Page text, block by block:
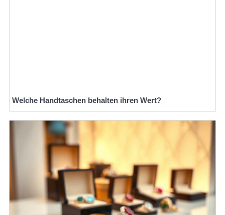
Welche Handtaschen behalten ihren Wert?